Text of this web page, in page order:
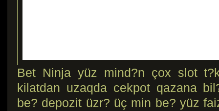
Bet Ninja yüz mind?n çox slot
kilatdan uzaqda cekpot qazana
be? depozit üzr? üç min be? yüz